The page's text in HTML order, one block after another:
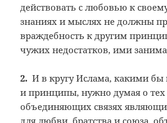
действовать с любовью к
знаниях и мыслях не должны
враждебность к другим
чужих недостатков, ими
2.И в кругу Ислама, какими бы
и принципы, нужно думая о
объединяющих связях